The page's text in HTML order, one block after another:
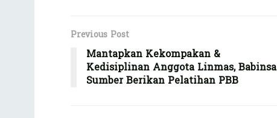
Previous Post
Mantapkan Kekompakan &
Kedisiplinan Anggota Linmas, Babinsa
Sumber Berikan Pelatihan PBB